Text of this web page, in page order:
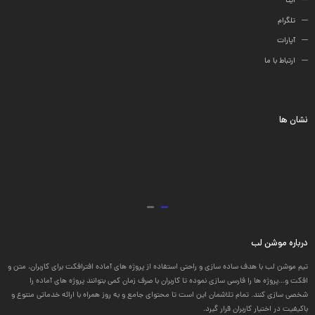
تلگرام
آپارات
ارتباط با ما
نشان ها
درباره موشن لب
تیم موشن لب با هدف ساده سازی و راحتی استفاده از پروژه های آماده افترافکت برای کاربران، متن و
افکت و...پروژه ها را فارسی سازی نموده تا کاربران با صرف زمان کمی بتوانند پروژه های آماده را
شخصی سازی کنند. تمام تلاشمان این است تا محتوای جامع و به روز همراه با ارائه خدماتی متنوع و
باکیفیت در اختیار کاربران قرار گیرد.